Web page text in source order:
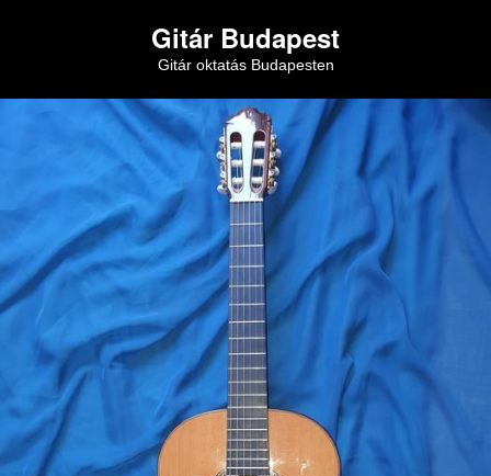
Gitár Budapest
Gitár oktatás Budapesten